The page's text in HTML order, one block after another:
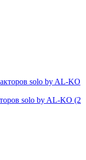
solo by AL-KO (2